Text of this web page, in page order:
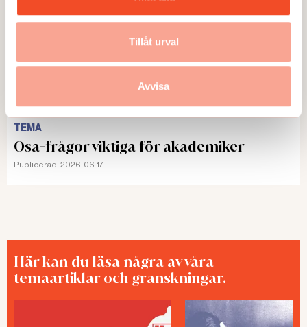
Tillåt urval
Avvisa
TEMA
Osa-frågor viktiga för akademiker
Publicerad: 2026-06-17
Här kan du läsa några av våra
temaartiklar och granskningar.